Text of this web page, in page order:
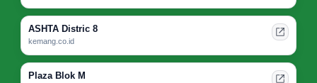
ASHTA Distric 8
kemang.co.id
Plaza Blok M